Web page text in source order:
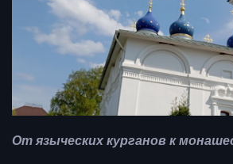
От языческих курганов к